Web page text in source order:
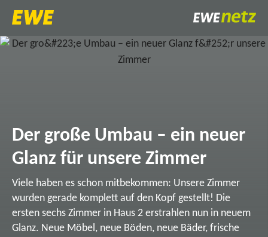
Der große Umbau – ein neuer
Glanz für unsere Zimmer
Viele haben es schon mitbekommen: Unsere Zimmer
wurden gerade komplett auf den Kopf gestellt! Die
ersten sechs Zimmer in Haus 2 erstrahlen nun in neuem
Glanz. Neue Möbel, neue Böden, neue Bäder, frische